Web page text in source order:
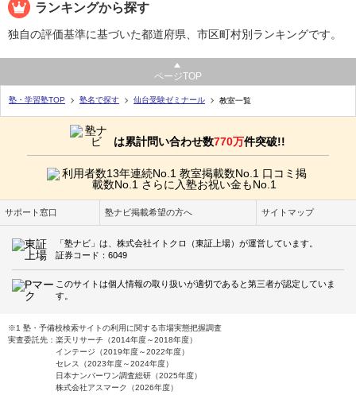
ランキングから探す
独自の評価基準に基づいた都道府県、市区町村別ランキングです。
ページTOP
塾・学習塾TOP 塾名で探す 仙台受験ゼミナール 教室一覧
は累計問い合わせ数770万件突破!!
サポート窓口 塾ナビ掲載希望の方へ サイトマップ
「塾ナビ」は、株式会社イトクロ（東証上場）が運営しています。
証券コード：6049
このサイトは個人情報の取り扱いが適切であると第三者が認定していま
す。
※1 塾・予備校検索サイトの利用に関する市場実態把握調査
実査委託先：楽天リサーチ（2014年度～2018年度）
インテージ（2019年度～2022年度）
セレス（2023年度～2024年度）
日本ナンバーワン調査総研（2025年度）
株式会社アスマーク（2026年度）